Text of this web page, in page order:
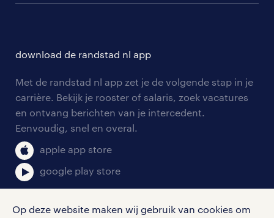
Op deze website maken wij gebruik van cookies om
tarieven
personeel gezocht
aanmelden nieuwsbrief
solliciteren
blogs en artikelen
salarischecker
bruto-netto calculator
onze vestigingen
pers
download de randstad nl app
Met de randstad nl app zet je de volgende stap in je
carrière. Bekijk je rooster of salaris, zoek vacatures
en ontvang berichten van je intercedent.
Eenvoudig, snel en overal.
apple app store
google play store